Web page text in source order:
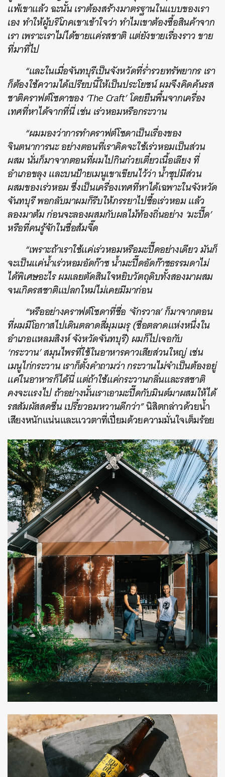
แพ้เขาแล้ว ฉะนั้น เราต้องสร้างมาตรฐานในแบบของเรา
เอง ทำให้ผู้บริโภคเขาเข้าใจว่า ทำไมเขาต้องซื้อสินค้าจาก
เรา เพราะเราไม่ได้ขายแค่รสชาติ แต่ยังขายเรื่องราว ขาย
ที่มาที่ไป
“และในเมื่อจันทบุรีเป็นจังหวัดที่ร่ำรวยทรัพยากร เรา
ก็ต้องใช้ความได้เปรียบนี้ให้เป็นประโยชน์ ผมจึงคิดค้นรส
ชาติคราฟต์โซดาของ ‘The Craft’ โดยยืนพื้นจากเครื่อง
เทศที่หาได้จากที่นี่ เช่น เร่วหอมหรือกระวาน
“ผมมองว่าการทำคราฟต์โซดาเป็นเรื่องของ
จินตนาการนะ อย่างตอนที่เราคิดจะใช้เร่วหอมเป็นส่วน
ผสม นั่นก็มาจากตอนที่ผมไปกินก๋วยเตี๋ยวเนื้อเลียง ที่
อำเภอขลุง และบนป้ายเมนูเขาเขียนไว้ว่า น้ำซุปมีส่วน
ผสมของเร่วหอม ซึ่งเป็นเครื่องเทศที่หาได้เฉพาะในจังหวัด
จันทบุรี พอกลับมาผมก็รีบให้ภรรยาไปซื้อเร่วหอม แล้ว
ลองมาต้ม ก่อนจะลองผสมกับผลไม้ท้องถิ่นอย่าง ‘มะปี๊ด’
หรือที่คนรู้จักในชื่อส้มจี๊ด
“เพราะถ้าเราใช้แค่เร่วหอมหรือมะปี๊ดอย่างเดียว มันก็
จะเป็นแค่น้ำเร่วหอมอัดก๊าซ น้ำมะปี๊ดอัดก๊าซธรรมดาไม่
ได้พิเศษอะไร ผมเลยตัดสินใจหยิบวัตถุดิบทั้งสองมาผสม
จนเกิดรสชาติแปลกใหม่ไม่เคยมีมาก่อน
“หรืออย่างคราฟต์โซดาที่ชื่อ ‘จักรวาล’ ก็มาจากตอน
ที่ผมมีโอกาสไปเดินตลาดสี่มุมเมรุ (ชื่อตลาดแห่งหนึ่งใน
อำเภอแหลมสิงห์ จังหวัดจันทบุรี) ผมก็ไปเจอกับ
‘กระวาน’ สมุนไพรที่ใช้ในอาหารคาวเสียส่วนใหญ่ เช่น
เมนูไก่กระวาน เราก็ตั้งคำถามว่า กระวานไม่จำเป็นต้องอยู่
แค่ในอาหารก็ได้นี่ แต่ถ้าใช้แค่กระวานกลิ่นและรสชาติ
คงจะแรงไป ถ้าอย่างนั้นเราเอามะปี๊ดกับมินต์มาผสมให้ได้
รสสัมผัสสดชื่น เปรี้ยวอมหวานดีกว่า”นิสิตกล่าวด้วยน้ำ
เสียงหนักแน่นและแววตาที่เปี่ยมด้วยความมั่นใจเต็มร้อย